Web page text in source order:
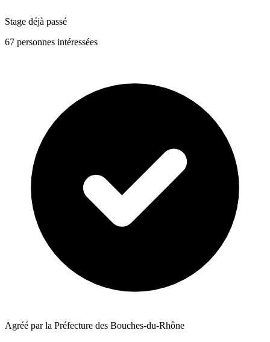
Stage déjà passé
67 personnes intéressées
Agréé par la Préfecture des Bouches-du-Rhône